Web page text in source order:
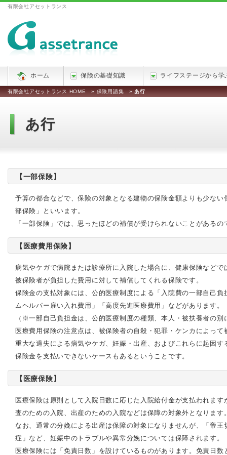
有限会社アセットランス
ホーム 保険の基礎知識 ライフステージから学
有限会社アセットランス HOME » 保険用語集 »あ行
あ行
【一部保険】
予算の都合などで、保険の対象となる建物の保険金額よりも少な
部保険」といいます。
「一部保険」では、思ったほどの補償が受けられないことがある
【医療費用保険】
病気やケガで病院または診療所に入院した場合に、健康保険など
被保険者が負担した費用に対して補償してくれる保険です。
保険金の支払対象には、公的医療制度による「入院費の一部自己
ムヘルパー雇い入れ費用」「高度先進医療費用」などがあります。
（※一部自己負担金は、公的医療制度の種類、本人・被扶養者の別
医療費用保険の注意点は、被保険者の自殺・犯罪・ケンカによっ
重大な過失による病気やケガ、妊娠・出産、およびこれらに起因
保険金を支払いできないケースもあるということです。
【医療保険】
医療保険は原則として入院日数に応じた入院給付金が支払われま
査のための入院、出産のための入院などは保障の対象外となります
なお、通常の分娩による出産は保障の対象になりませんが、「帝
症」など、妊娠中のトラブルや異常分娩については保障されます。
医療保険には「免責日数」を設けているものがあります。免責日